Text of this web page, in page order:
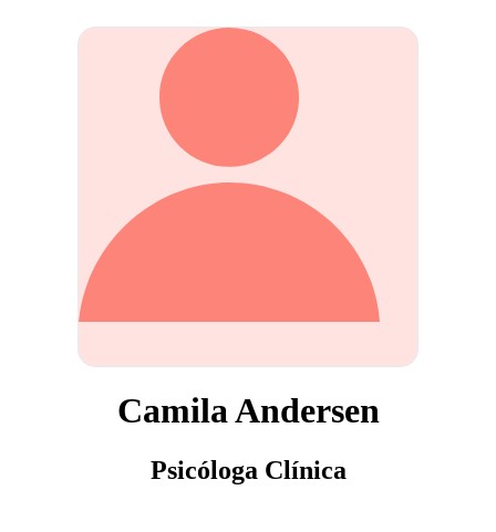
Camila Andersen
Psicóloga Clínica